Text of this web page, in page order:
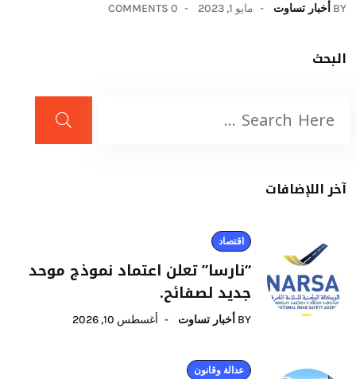
BY أخبار تساوت مايو 1, 2023 0 COMMENTS
البحث
آخر اللإضافات
اقتصاد
“نارسا” تعلن اعتماد نموذج موحد
جديد لصفائح.
BY أخبار تساوت أغسطس 10, 2026
عدالة وقانون